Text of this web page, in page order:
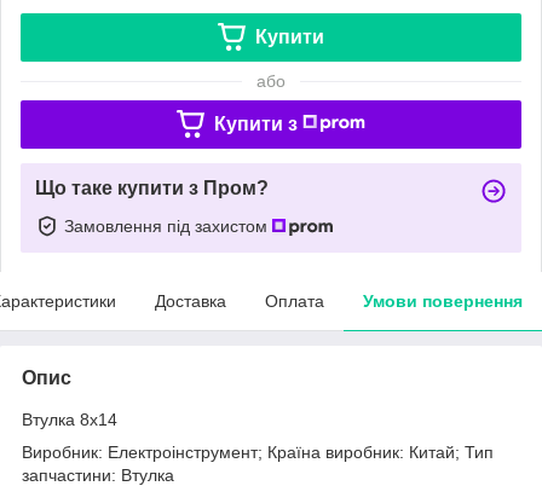
Купити
або
Купити з
Що таке купити з Пром?
Замовлення під захистом
Доставка Оплата Умови повернення
Опис
Втулка 8х14
Виробник: Електроінструмент; Країна виробник: Китай; Тип
запчастини: Втулка